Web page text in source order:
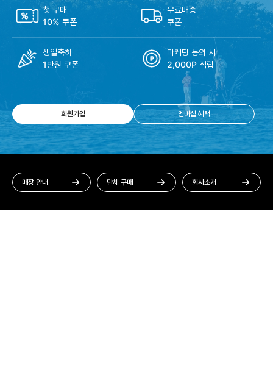
첫 구매
10% 쿠폰
무료배송
쿠폰
생일축하
1만원 쿠폰
마케팅 동의 시
2,000P 적립
회원가입 멤버십 혜택
매장 안내 단체 구매 회사소개